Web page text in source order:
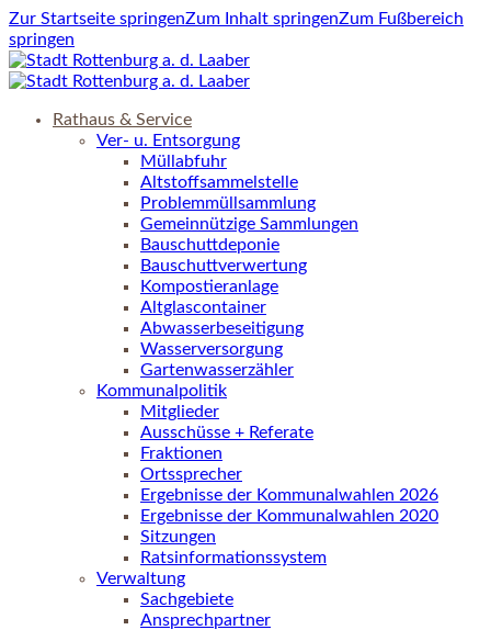
Zur Startseite springenZum Inhalt springenZum Fußbereich
springen
Rathaus & Service
Ver- u. Entsorgung
Müllabfuhr
Altstoffsammelstelle
Problemmüllsammlung
Gemeinnützige Sammlungen
Bauschuttdeponie
Bauschuttverwertung
Kompostieranlage
Altglascontainer
Abwasserbeseitigung
Wasserversorgung
Gartenwasserzähler
Kommunalpolitik
Mitglieder
Ausschüsse + Referate
Fraktionen
Ortssprecher
Ergebnisse der Kommunalwahlen 2026
Ergebnisse der Kommunalwahlen 2020
Sitzungen
Ratsinformationssystem
Verwaltung
Sachgebiete
Ansprechpartner